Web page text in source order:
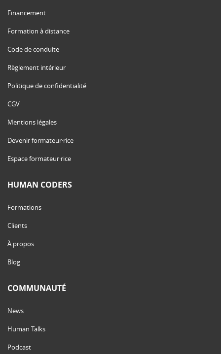
Financement
Formation à distance
Code de conduite
Règlement intérieur
Politique de confidentialité
CGV
Mentions légales
Devenir formateur·rice
Espace formateur·rice
HUMAN CODERS
Formations
Clients
À propos
Blog
COMMUNAUTÉ
News
Human Talks
Podcast